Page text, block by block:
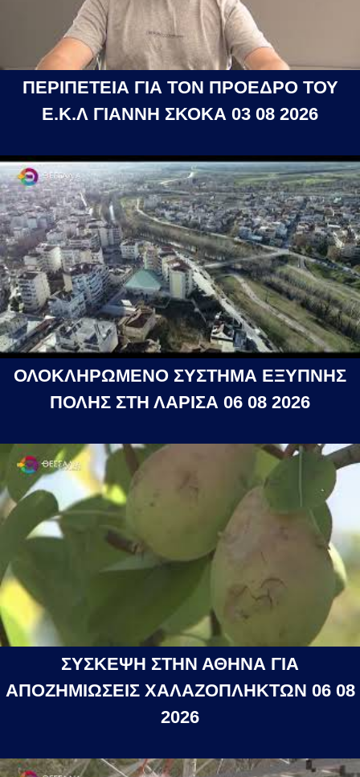
ΠΕΡΙΠΕΤΕΙΑ ΓΙΑ ΤΟΝ ΠΡΟΕΔΡΟ ΤΟΥ
Ε.Κ.Λ ΓΙΑΝΝΗ ΣΚΟΚΑ 03 08 2026
ΟΛΟΚΛΗΡΩΜΕΝΟ ΣΥΣΤΗΜΑ ΕΞΥΠΝΗΣ
ΠΟΛΗΣ ΣΤΗ ΛΑΡΙΣΑ 06 08 2026
ΣΥΣΚΕΨΗ ΣΤΗΝ ΑΘΗΝΑ ΓΙΑ
ΑΠΟΖΗΜΙΩΣΕΙΣ ΧΑΛΑΖΟΠΛΗΚΤΩΝ 06 08
2026